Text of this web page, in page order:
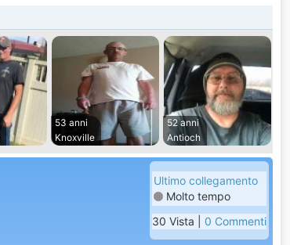
53 anni
Knoxville
52 anni
Antioch
Ultimo collegamento
Molto tempo
30 Vista | 0 Commenti